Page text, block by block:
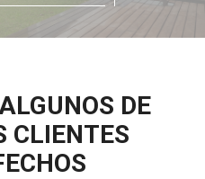
DE
CLIENTES